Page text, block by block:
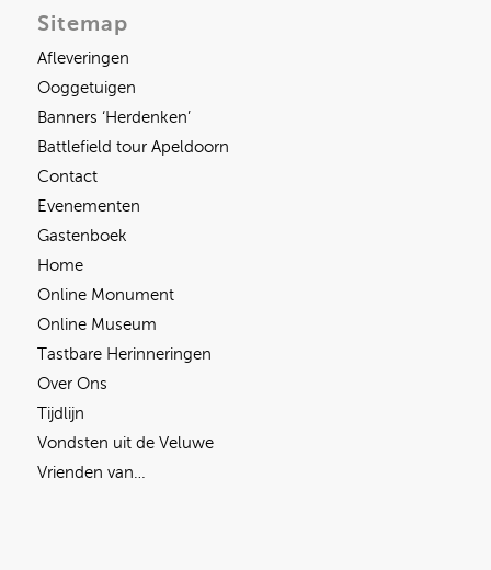
Sitemap
Afleveringen
Ooggetuigen
Banners ‘Herdenken’
Battlefield tour Apeldoorn
Contact
Evenementen
Gastenboek
Home
Online Monument
Online Museum
Tastbare Herinneringen
Over Ons
Tijdlijn
Vondsten uit de Veluwe
Vrienden van…